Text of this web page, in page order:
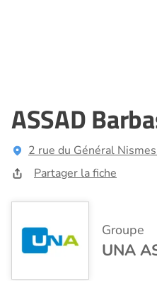
ASSAD
2 rue du Général
Partager la fiche
Groupe
UNA